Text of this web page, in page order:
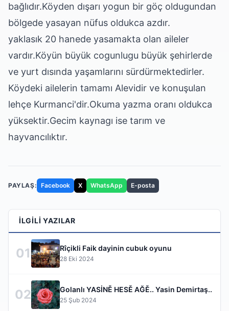
bağlıdır.Köyden dışarı yogun bir göç oldugundan
bölgede yasayan nüfus oldukca azdır.
yaklasık 20 hanede yasamakta olan aileler
vardır.Köyün büyük cogunlugu büyük şehirlerde
ve yurt dısında yaşamlarını sürdürmektedirler.
Köydeki ailelerin tamamı Alevidir ve konuşulan
lehçe Kurmanci'dir.Okuma yazma oranı oldukca
yüksektir.Gecim kaynagı ise tarım ve
hayvancılıktır.
PAYLAŞ: Facebook X WhatsApp E-posta
İLGILI YAZILAR
01 Rîçikli Faik dayinin cubuk oyunu
28 Eki 2024
02 Golanlı YASİNĚ HESĚ AĞĚ.. Yasin Demirtaş..
25 Şub 2024